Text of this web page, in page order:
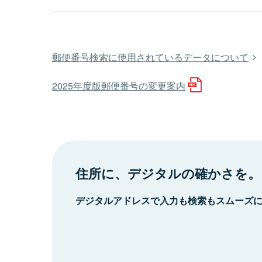
郵便番号検索に使用されているデータについて
2025年度版郵便番号の変更案内
住所に、デジタルの確かさを。
デジタルアドレスで入力も検索もスムーズ